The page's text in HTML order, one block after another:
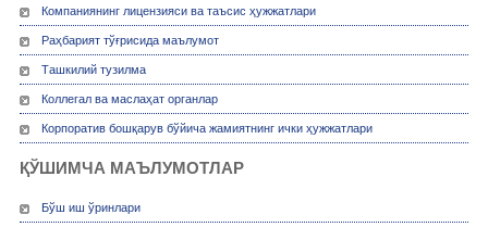
Компаниянинг лицензияси ва таъсис ҳужжатлари
Раҳбарият тўғрисида маълумот
Ташкилий тузилма
Коллегал ва маслаҳат органлар
Корпоратив бошқарув бўйича жамиятнинг ички ҳужжатлари
ҚЎШИМЧА МАЪЛУМОТЛАР
Бўш иш ўринлари